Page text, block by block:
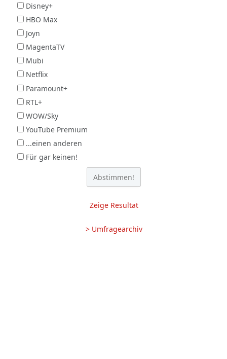
Disney+
HBO Max
Joyn
MagentaTV
Mubi
Netflix
Paramount+
RTL+
WOW/Sky
YouTube Premium
...einen anderen
Für gar keinen!
Zeige Resultat
> Umfragearchiv